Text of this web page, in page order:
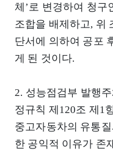
체’로 변경하여 청구
조합을 배제하고, 위
단서에 의하여 공포
게 된 것이다.
2. 성능점검부 발행
정규칙 제120조 제1
중고자동차의 유통
한 공익적 이유가 존